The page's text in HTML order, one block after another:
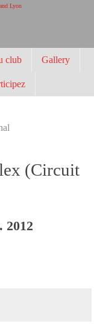
Lyon
club Gallery
(Circuit
2012